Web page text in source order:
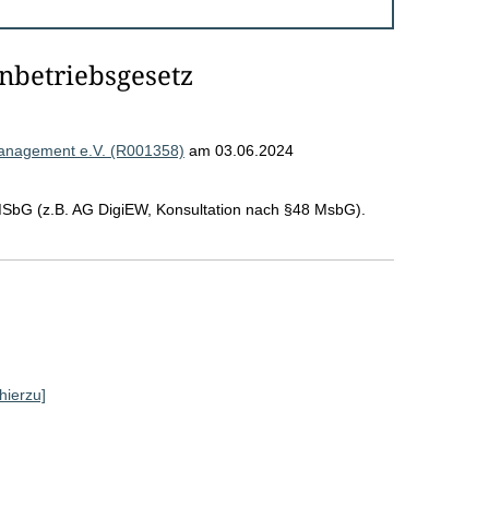
e.V. (R001358) am 03.06.2024
(z.B. AG DigiEW, Konsultation nach §48 MsbG).